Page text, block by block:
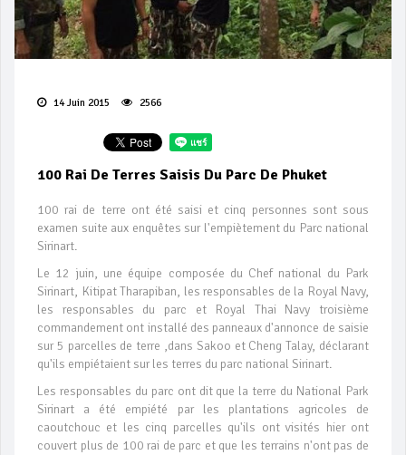
14 Juin 2015 2566
100 Rai De Terres Saisis Du Parc De Phuket
100 rai de terre ont été saisi et cinq personnes sont sous
examen suite aux enquêtes sur l'empiètement du Parc national
Sirinart.
Le 12 juin, une équipe composée du Chef national du Park
Sirinart, Kitipat Tharapiban, les responsables de la Royal Navy,
les responsables du parc et Royal Thai Navy troisième
commandement ont installé des panneaux d'annonce de saisie
sur 5 parcelles de terre ,dans Sakoo et Cheng Talay, déclarant
qu'ils empiétaient sur les terres du parc national Sirinart.
Les responsables du parc ont dit que la terre du National Park
Sirinart a été empiété par les plantations agricoles de
caoutchouc et les cinq parcelles qu'ils ont visités hier ont
couvert plus de 100 rai de parc et que les terrains n'ont pas de